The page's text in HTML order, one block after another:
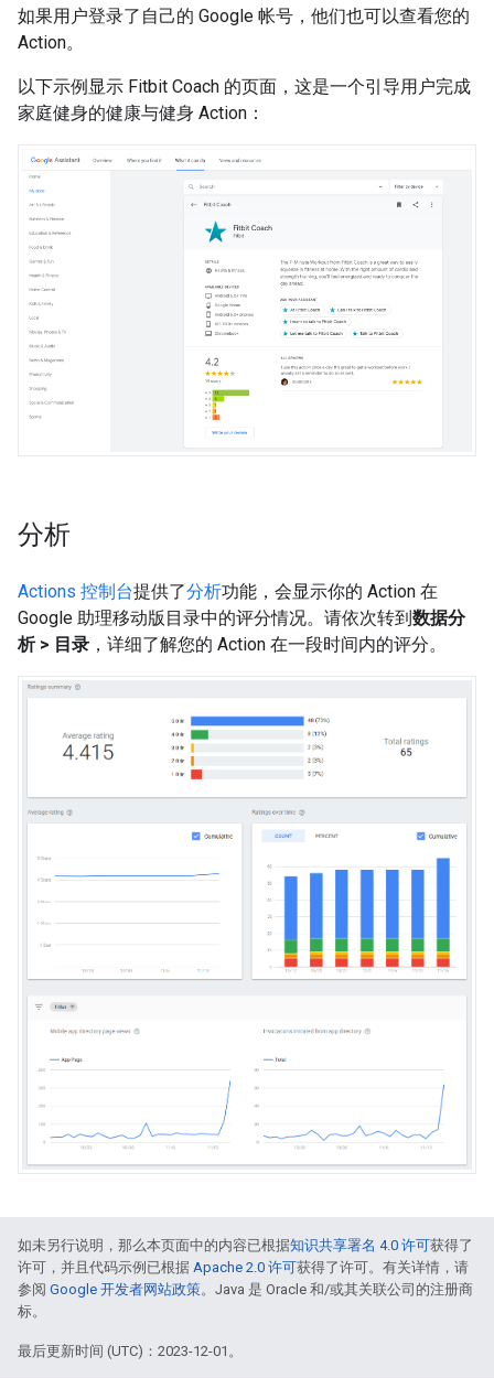
如果用户登录了自己的 Google 帐号，他们也可以查看您的
Action。
以下示例显示 Fitbit Coach 的页面，这是一个引导用户完成
家庭健身的健康与健身 Action：
分析
Actions 控制台提供了分析功能，会显示你的 Action 在
Google 助理移动版目录中的评分情况。请依次转到数据分
析 > 目录 ，详细了解您的 Action 在一段时间内的评分。
如未另行说明，那么本页面中的内容已根据知识共享署名 4.0 许可获得了
许可，并且代码示例已根据 Apache 2.0 许可获得了许可。有关详情，请
参阅 Google 开发者网站政策。Java 是 Oracle 和/或其关联公司的注册商
标。
最后更新时间 (UTC)：2023-12-01。